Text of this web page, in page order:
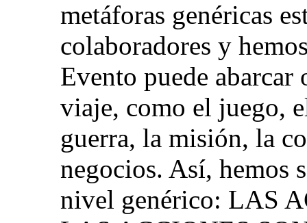
metáforas genéricas
colaboradores y
Evento puede
viaje, como el juego,
guerra, la misión, la
negocios. Así, hemos
nivel genérico: LAS